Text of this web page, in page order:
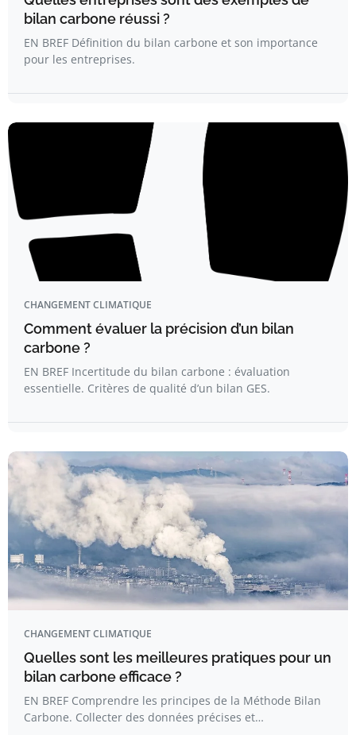
bilan carbone réussi ?
EN BREF Définition du bilan carbone et son importance
pour les entreprises.
CHANGEMENT CLIMATIQUE
Comment évaluer la précision d’un bilan
carbone ?
EN BREF Incertitude du bilan carbone : évaluation
essentielle. Critères de qualité d’un bilan GES.
CHANGEMENT CLIMATIQUE
Quelles sont les meilleures pratiques pour un
bilan carbone efficace ?
EN BREF Comprendre les principes de la Méthode Bilan
Carbone. Collecter des données précises et…